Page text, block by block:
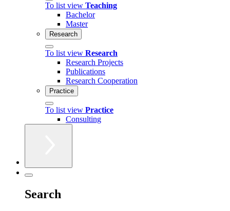
To list view Teaching
Bachelor
Master
Research
To list view Research
Research Projects
Publications
Research Cooperation
Practice
To list view Practice
Consulting
Search